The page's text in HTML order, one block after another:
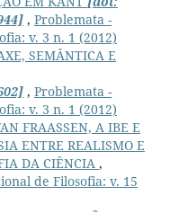
, Problemata -
v. 3 n. 1 (2012)
SEMÂNTICA E
, Problemata -
v. 3 n. 1 (2012)
FRAASSEN, A IBE E
ENTRE REALISMO E
DA CIÊNCIA ,
de Filosofia: v. 15